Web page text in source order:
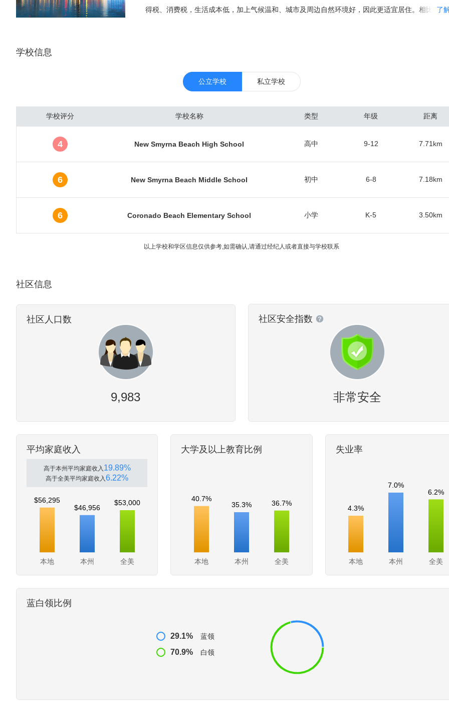
得税、消费税，生活成本低，加上气候温和、城市及周边自然环境好，因此更适宜居住。相比同在
吸引着8000多万游客入境，成就一年52星期不间断的租赁周期。 总体来看，奥兰多作为一个二线
房价并不昂贵。城市圈内最好的房子，集中在奥维耶多（东北）、医疗城（东南）和主题公园区（
南）。这些区域同时也是交易最频繁，涨幅较快的区域。根据当地房产中介协会的数据，佛罗里达
房产受到了海外各国投资人的青睐，人数最多的是加拿大人占到总人数的30%，他们热爱佛州的阳
数近5年快速地增加，已经达到总人数的5.7%。选择的房产多数是独栋别墅和联排别墅，用于出租
报。最新数据显示，奥兰多的房屋中位数挂牌价为17.9万美元，年涨幅2.9%，中位数成交价18.6
元，年涨幅达31.9%。近几年来，很多嗅觉敏锐的华人买家纷纷入场，保守估计生活在奥兰多的华
了
学校信息
公立学校 私立学校
学校评分 学校名称 类型 年级 距离
4 New Smyrna Beach High School 高中 9-12 7.71 km
6 New Smyrna Beach Middle School 初中 6-8 7.18km
6 Coronado Beach Elementary School 小学 K-5 3.50km
以上学校和学区信息仅供参考,如需确认,请通过经纪人或者直接与学校联系
社区信息
社区人口数
9,983
社区安全指数
非常安全
平均家庭收入
高于本州平均家庭收入 19.89%
高于全美平均家庭收入6.22%
本地 本州 全美
$56,295
$46,956
$53,000
大学及以上教育比例
本地 本州 全美
40.7%
35.3% 36.7%
失业率
本地 本州 全美
4.3%
7.0%
6.2%
蓝白领比例
29.1% 蓝领
70.9% 白领